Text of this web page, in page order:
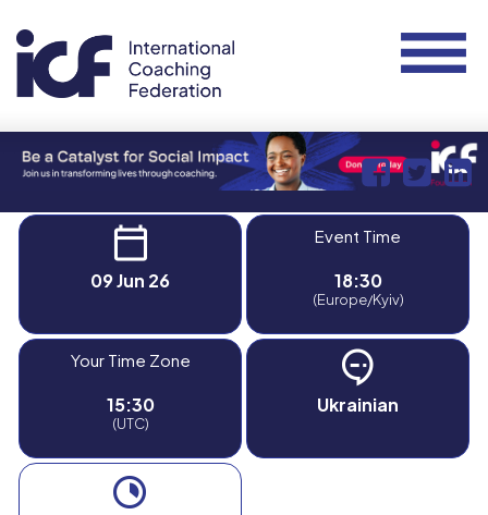
09 Jun 26
Event Time
18:30
(Europe/Kyiv)
Your Time Zone
15:30
(UTC)
Ukrainian